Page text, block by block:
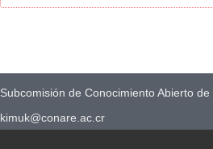
Subcomisión de Conocimiento Abierto de
kimuk@conare.ac.cr